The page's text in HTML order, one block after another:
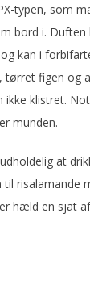
typen, som
bord i. Duften
kan i
tørret figen og
ikke klistret.
munden.
at
risalamande
hæld en sjat af